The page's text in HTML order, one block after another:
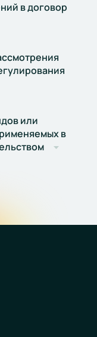
в договор
или
в